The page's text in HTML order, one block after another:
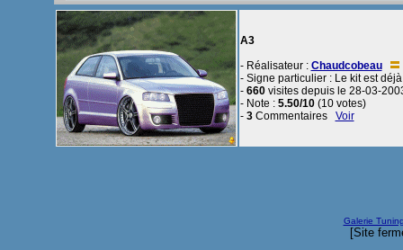
A3
- Réalisateur : Chaudcobeau
- Signe particulier : Le kit est
- 660visites depuis le 28-03-
- Note : 5.50/10(10 votes)
- 3Commentaires Voir
Galerie
[Site